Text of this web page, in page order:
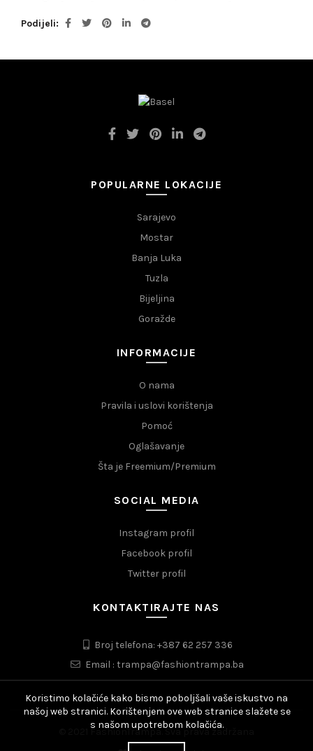
Podijeli
POPULARNE LOKACIJE
Sarajevo
Mostar
Banja Luka
Tuzla
Bijeljina
Goražde
INFORMACIJE
O nama
Pravila i uslovi korištenja
Pomoć
Oglašavanje
Šta je Freemium/Premium
SOCIAL MEDIA
Instagram profil
Facebook profil
Twitter profil
KONTAKTIRAJTE NAS
Broj telefona: +387 62 257 336
Email : trampa@fashiontrampa.ba
© 2021 FashionTrampa. Sva prava zadržana
Koristimo kolačiće kako bismo poboljšali vaše iskustvo na
našoj web stranici. Korištenjem ove web stranice slažete se
s našom upotrebom kolačića.